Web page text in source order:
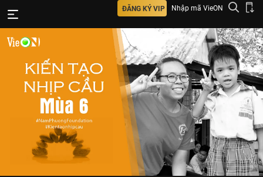
ĐĂNG KÝ VIP Nhập mã VieON